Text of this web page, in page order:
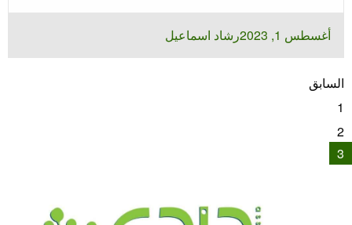
نُشر
في
أغسطس 1, 2023 رشاد اسماعيل
تعدد
صفحات
المقالات
السابق
1
2
3